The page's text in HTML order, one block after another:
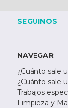
SEGUINOS
NAVEGAR
¿Cuánto sale
¿Cuánto sale
Trabajos
Limpieza y